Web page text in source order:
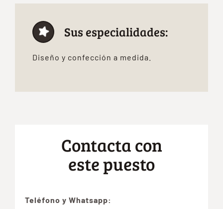
Sus especialidades:
Diseño y confección a medida.
Contacta con
este puesto
Teléfono y Whatsapp: